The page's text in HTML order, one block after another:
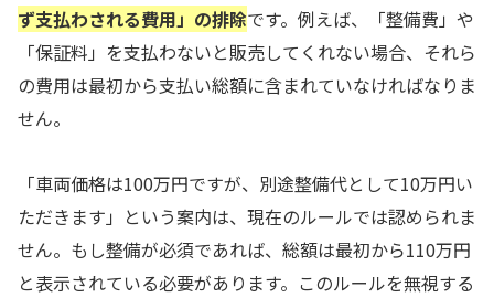
ず支払わされる費用」の排除です。例えば、「整備費」や
「保証料」を支払わないと販売してくれない場合、それら
の費用は最初から支払い総額に含まれていなければなりま
せん。
「車両価格は100万円ですが、別途整備代として10万円い
ただきます」という案内は、現在のルールでは認められま
せん。もし整備が必須であれば、総額は最初から110万円
と表示されている必要があります。このルールを無視する